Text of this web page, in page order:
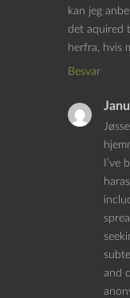
kan jeg
det aquired
herfra, hvis
Besvar
I’ve
and